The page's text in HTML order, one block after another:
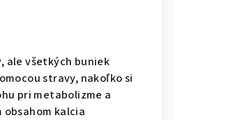
ale všetkých buniek
stravy, nakoľko si
pri metabolizme a
kalcia